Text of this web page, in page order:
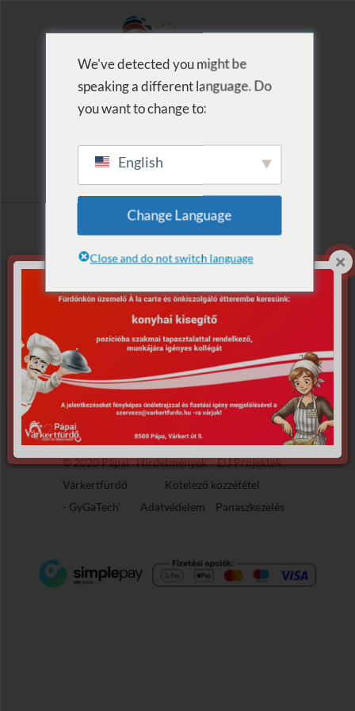
Címke szerinti
lista: Lézershow
Nincs találat.
Sajnáljuk, de nem található, amit keresett.
© 2020 Pápai
Várkertfürdő
- GyGaTech'
Hirdetmények
EU Projektek
Kötelező közzététel
Adatvédelem
Panaszkezelés
We've detected you might be
speaking a different language. Do
you want to change to:
English
Change Language
Close and do not switch language